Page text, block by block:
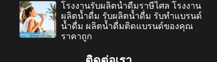
โรงงานรับผลิตน้ำดื่มราษีไศล โรงงาน
ผลิตน้ำดื่ม รับผลิตน้ำดื่ม รับทำแบรนด์
น้ำดื่ม ผลิตน้ำดื่มติดแบรนด์ของคุณ
ราคาถูก